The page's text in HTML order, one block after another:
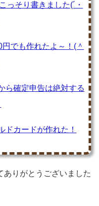
っそり書きました(´・
でも作れたよ～！(＾
ら確定申告は絶対する
ドカードが作れた！
ありがとうございました